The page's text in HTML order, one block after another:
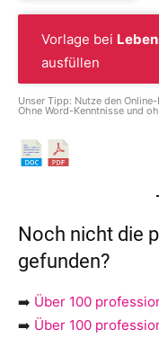
Vorlage bei
ausfüllen
Unser Tipp: Nutze den
Ohne Word-Kenntnisse und
Noch nicht die
gefunden?
➡️ Über 100
➡️ Über 100